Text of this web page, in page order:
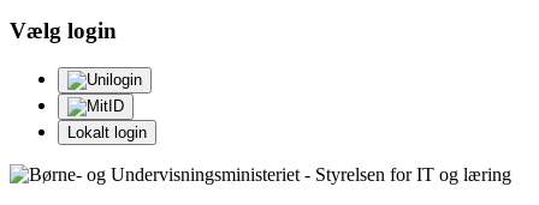
Vælg login
Lokalt login